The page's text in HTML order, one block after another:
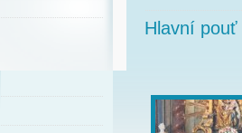
Hlavní pouť